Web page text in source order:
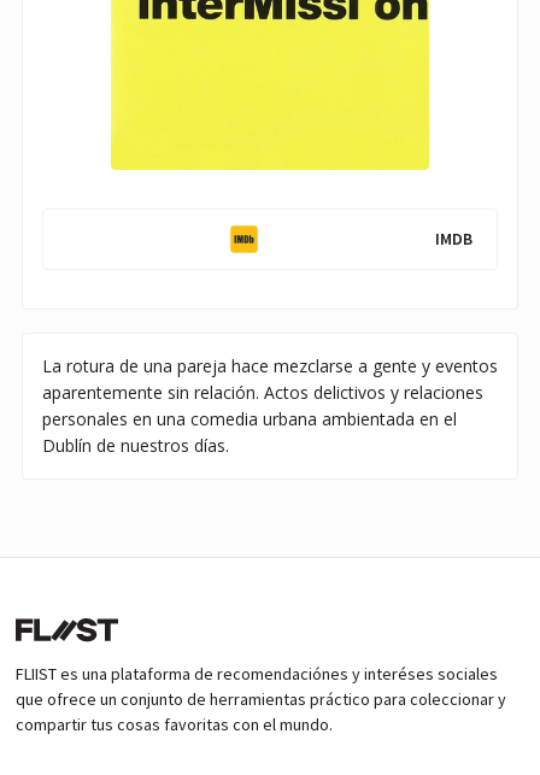
IMDB
La rotura de una pareja hace mezclarse a gente y eventos
aparentemente sin relación. Actos delictivos y relaciones
personales en una comedia urbana ambientada en el
Dublín de nuestros días.
FLIIST es una plataforma de recomendaciónes y interéses sociales
que ofrece un conjunto de herramientas práctico para coleccionar y
compartir tus cosas favoritas con el mundo.